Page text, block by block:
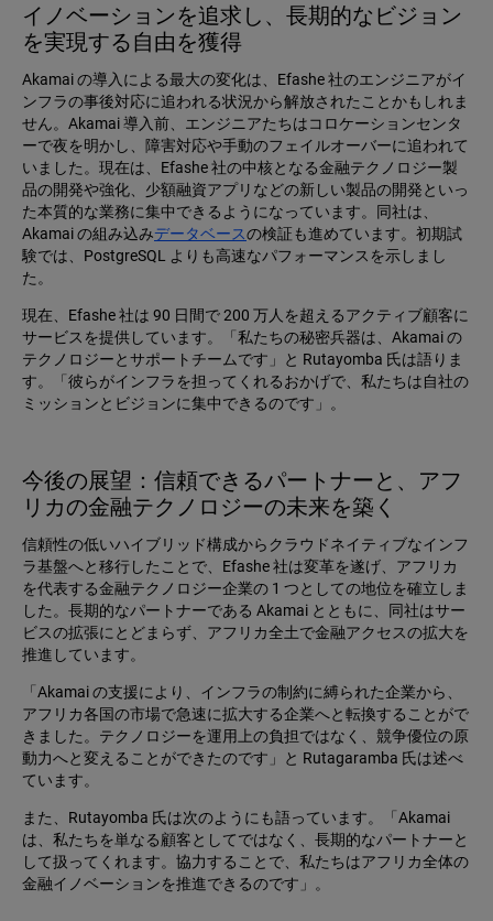
イノベーションを追求し、長期的なビジョン
を実現する自由を獲得
Akamai の導入による最大の変化は、Efashe 社のエンジニアがイ
ンフラの事後対応に追われる状況から解放されたことかもしれま
せん。Akamai 導入前、エンジニアたちはコロケーションセンタ
ーで夜を明かし、障害対応や手動のフェイルオーバーに追われて
いました。現在は、Efashe 社の中核となる金融テクノロジー製
品の開発や強化、少額融資アプリなどの新しい製品の開発といっ
た本質的な業務に集中できるようになっています。同社は、
Akamai の組み込みデータベースの検証も進めています。初期試
験では、PostgreSQL よりも高速なパフォーマンスを示しまし
た。
現在、Efashe 社は 90 日間で 200 万人を超えるアクティブ顧客に
サービスを提供しています。「私たちの秘密兵器は、Akamai の
テクノロジーとサポートチームです」と Rutayomba 氏は語りま
す。「彼らがインフラを担ってくれるおかげで、私たちは自社の
ミッションとビジョンに集中できるのです」。
今後の展望：信頼できるパートナーと、アフ
リカの金融テクノロジーの未来を築く
信頼性の低いハイブリッド構成からクラウドネイティブなインフ
ラ基盤へと移行したことで、Efashe 社は変革を遂げ、アフリカ
を代表する金融テクノロジー企業の 1 つとしての地位を確立しま
した。長期的なパートナーである Akamai とともに、同社はサー
ビスの拡張にとどまらず、アフリカ全土で金融アクセスの拡大を
推進しています。
「Akamai の支援により、インフラの制約に縛られた企業から、
アフリカ各国の市場で急速に拡大する企業へと転換することがで
きました。テクノロジーを運用上の負担ではなく、競争優位の原
動力へと変えることができたのです」と Rutagaramba 氏は述べ
ています。
また、Rutayomba 氏は次のようにも語っています。「Akamai
は、私たちを単なる顧客としてではなく、長期的なパートナーと
して扱ってくれます。協力することで、私たちはアフリカ全体の
金融イノベーションを推進できるのです」。